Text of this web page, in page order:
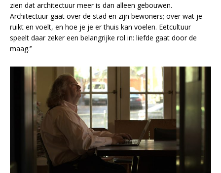
zien dat architectuur meer is dan alleen gebouwen.
Architectuur gaat over de stad en zijn bewoners; over wat je
ruikt en voelt, en hoe je je er thuis kan voelen. Eetcultuur
speelt daar zeker een belangrijke rol in: liefde gaat door de
maag.’’